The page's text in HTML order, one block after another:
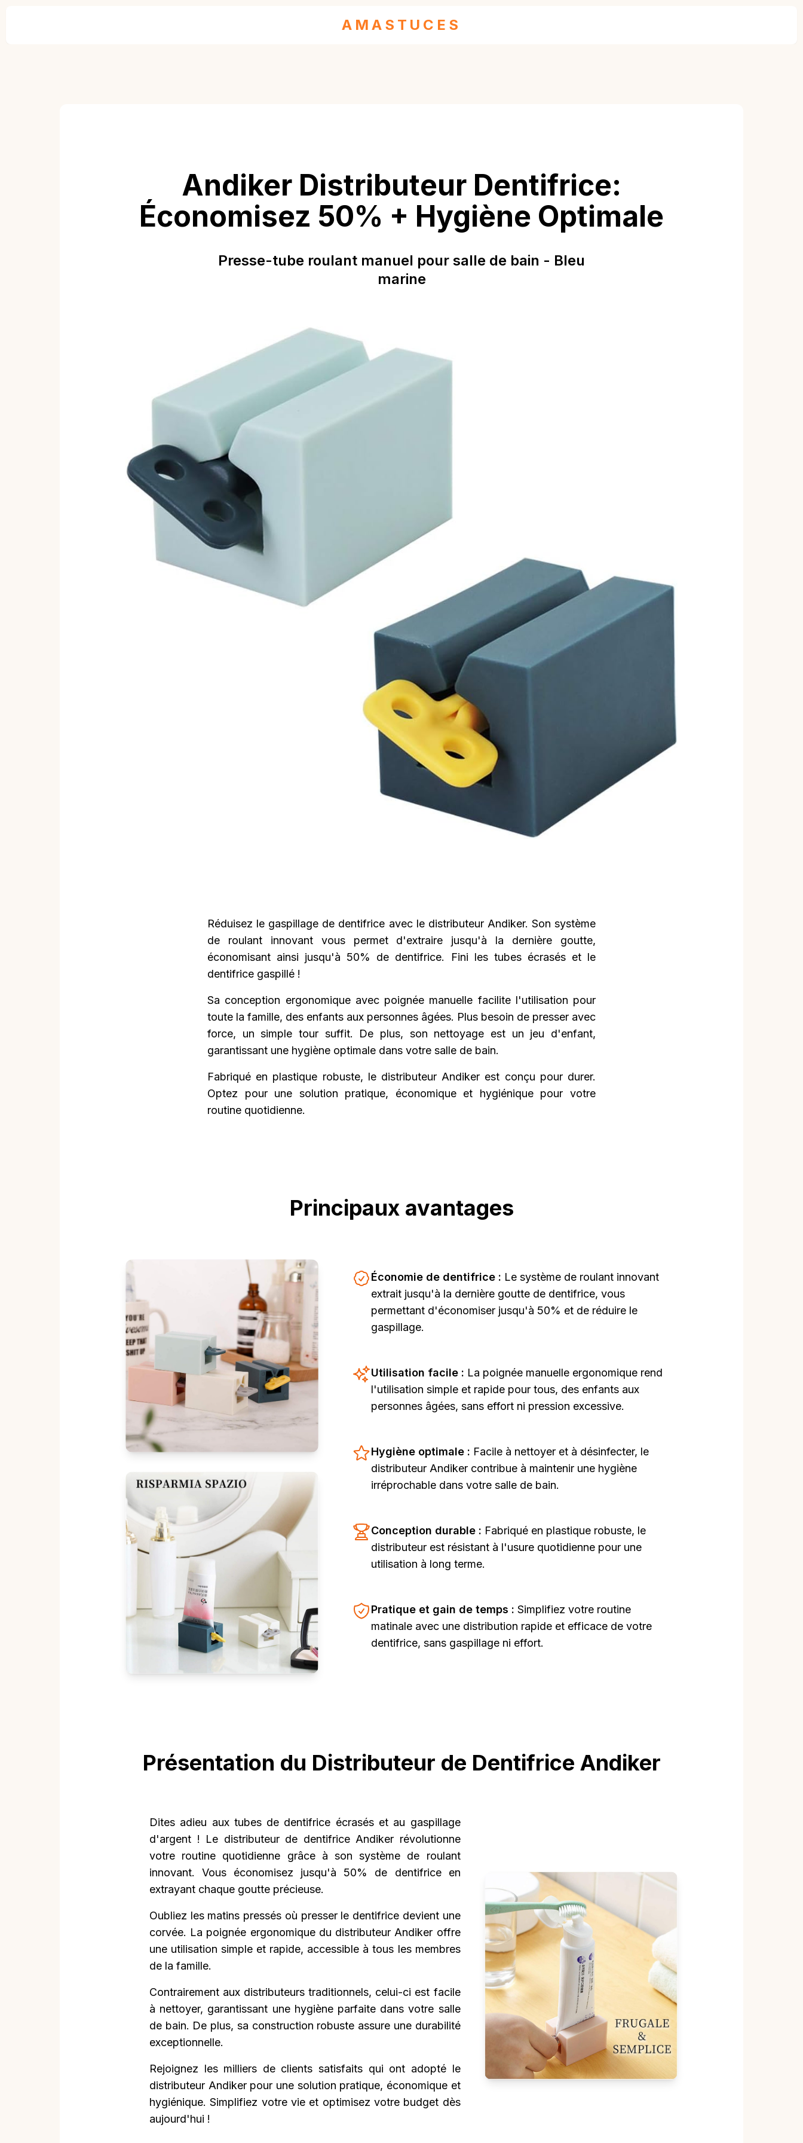
AMASTUCES
Andiker Distributeur Dentifrice:
Économisez 50% + Hygiène Optimale
Presse-tube roulant manuel pour salle de bain - Bleu
marine
Réduisez le gaspillage de dentifrice avec le distributeur Andiker. Son système
de roulant innovant vous permet d'extraire jusqu'à la dernière goutte,
économisant ainsi jusqu'à 50% de dentifrice. Fini les tubes écrasés et le
dentifrice gaspillé !
Sa conception ergonomique avec poignée manuelle facilite l'utilisation pour
toute la famille, des enfants aux personnes âgées. Plus besoin de presser avec
force, un simple tour suffit. De plus, son nettoyage est un jeu d'enfant,
garantissant une hygiène optimale dans votre salle de bain.
Fabriqué en plastique robuste, le distributeur Andiker est conçu pour durer.
Optez pour une solution pratique, économique et hygiénique pour votre
routine quotidienne.
Principaux avantages
Économie de dentifrice : Le système de roulant innovant
extrait jusqu'à la dernière goutte de dentifrice, vous
permettant d'économiser jusqu'à 50% et de réduire le
gaspillage.
Utilisation facile : La poignée manuelle ergonomique rend
l'utilisation simple et rapide pour tous, des enfants aux
personnes âgées, sans effort ni pression excessive.
Hygiène optimale : Facile à nettoyer et à désinfecter, le
distributeur Andiker contribue à maintenir une hygiène
irréprochable dans votre salle de bain.
Conception durable : Fabriqué en plastique robuste, le
distributeur est résistant à l'usure quotidienne pour une
utilisation à long terme.
Pratique et gain de temps :Simplifiez votre routine
matinale avec une distribution rapide et efficace de votre
dentifrice, sans gaspillage ni effort.
Présentation du Distributeur de Dentifrice Andiker
Dites adieu aux tubes de dentifrice écrasés et au gaspillage
d'argent ! Le distributeur de dentifrice Andiker révolutionne
votre routine quotidienne grâce à son système de roulant
innovant. Vous économisez jusqu'à 50% de dentifrice en
extrayant chaque goutte précieuse.
Oubliez les matins pressés où presser le dentifrice devient une
corvée. La poignée ergonomique du distributeur Andiker offre
une utilisation simple et rapide, accessible à tous les membres
de la famille.
Contrairement aux distributeurs traditionnels, celui-ci est facile
à nettoyer, garantissant une hygiène parfaite dans votre salle
de bain. De plus, sa construction robuste assure une durabilité
exceptionnelle.
Rejoignez les milliers de clients satisfaits qui ont adopté le
distributeur Andiker pour une solution pratique, économique et
hygiénique. Simplifiez votre vie et optimisez votre budget dès
aujourd'hui !